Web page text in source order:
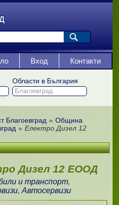
Области в България
Вход Контакти
Благоевград » Община
» Електро Дизел 12
Дизел 12 ЕООД
и транспорт,
,Автосервизи